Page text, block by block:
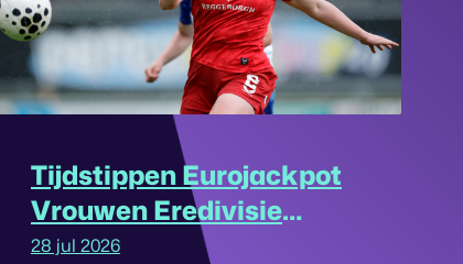
Tijdstippen Eurojackpot
Vrouwen Eredivisie
omgedraaid
28 jul 2026